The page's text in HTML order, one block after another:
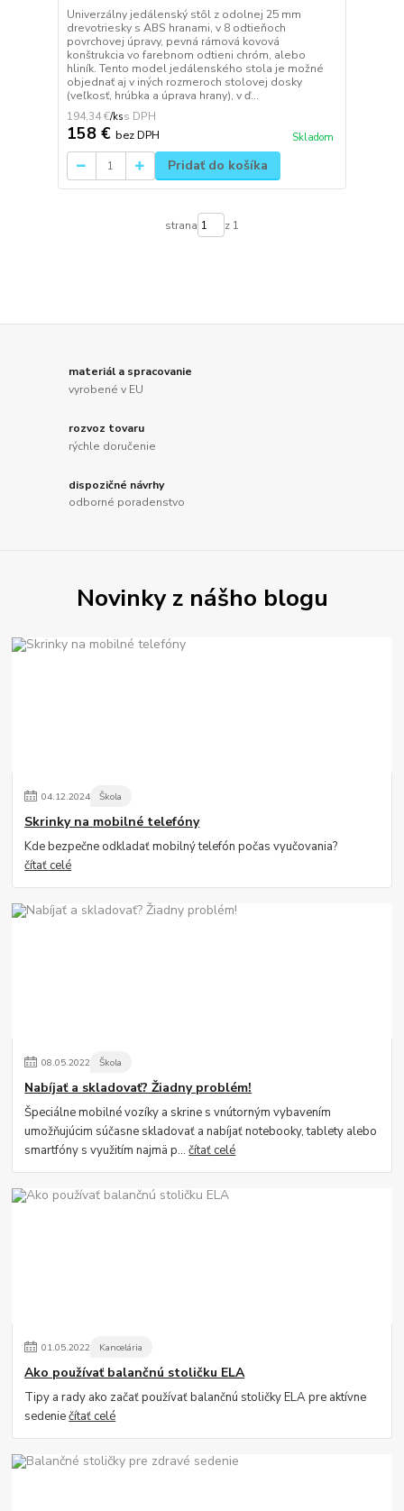
Univerzálny jedálenský stôl z odolnej 25 mm
drevotriesky s ABS hranami, v 8 odtieňoch
povrchovej úpravy, pevná rámová kovová
konštrukcia vo farebnom odtieni chróm, alebo
hliník. Tento model jedálenského stola je možné
objednať aj v iných rozmeroch stolovej dosky
(veľkosť, hrúbka a úprava hrany), v ď...
194,34 €/ks
158 € bez DPH Skladom
Pridať do košíka
strana z 1
materiál a spracovanie
vyrobené v EU
rozvoz tovaru
rýchle doručenie
dispozičné návrhy
odborné poradenstvo
Novinky z nášho blogu
04.12.2024 Škola
Skrinky na mobilné telefóny
Kde bezpečne odkladať mobilný telefón počas vyučovania?
čítať celé
08.05.2022 Škola
Nabíjať a skladovať? Žiadny problém!
Špeciálne mobilné vozíky a skrine s vnútorným vybavením
umožňujúcim súčasne skladovať a nabíjať notebooky, tablety alebo
smartfóny s využitím najmä p...čítať celé
01.05.2022 Kancelária
Ako používať balančnú stoličku ELA
Tipy a rady ako začať používať balančnú stoličky ELA pre aktívne
sedeniečítať celé